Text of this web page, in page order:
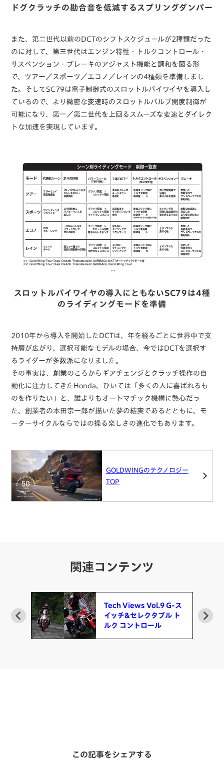
ドグクラッチの勘合音を低減するスプリングダンパー
また、第二世代以前のDCTのシフトスケジュールが2種類だった
のに対して、第三世代はエンジン特性・トルクコントロール・
サスペンション・ブレーキのアジャスト機能と調和を図る形
で、ツアー／スポーツ／エコノ／レインの4種類を準備しまし
た。そしてSC79は電子制御式のスロットルバイワイヤを導入し
ているので、より緻密な変速時のスロットルバルブ開度制御が
可能になり、第一／第二世代を上回るスムーズな変速とダイレク
トな加速を実現しています。
スロットルバイワイヤの導入にともないSC79は4種
のライディングモードを準備
2010年から導入を開始したDCTは、年を経るごとに世界中で支
持層が広がり、選択可能なモデルの場合、今ではDCTを選択す
るライダーが多数派になりました。
その事実は、創業のころからギアチェンジとクラッチ操作の自
動化に注力してきたHonda、ひいては「多くの人に喜ばれるも
のを作りたい」と、誰よりもオートマチック機構に熱心だっ
た、創業者の本田宗一郎が描いた夢の結実であるとともに、モ
ーターサイクルならではの操る楽しさの進化でもあります。
GOLDWINGのテクノロジー
TOP
関連コンテンツ
Honda E-Clutch
この記事をシェアする